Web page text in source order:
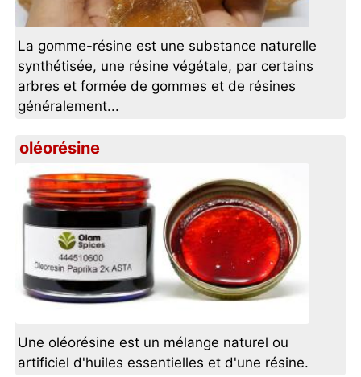
La gomme-résine est une substance naturelle
synthétisée, une résine végétale, par certains
arbres et formée de gommes et de résines
généralement...
oléorésine
Une oléorésine est un mélange naturel ou
artificiel d'huiles essentielles et d'une résine.